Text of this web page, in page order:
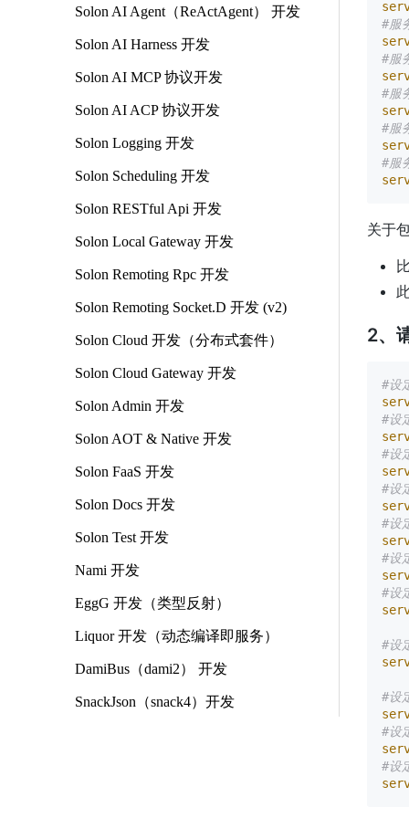
Solon AI Agent（ReActAgent） 开发
Solon AI Harness 开发
Solon AI MCP 协议开发
Solon AI ACP 协议开发
Solon Logging 开发
Solon Scheduling 开发
Solon RESTful Api 开发
Solon Local Gateway 开发
Solon Remoting Rpc 开发
Solon Remoting Socket.D 开发 (v2)
Solon Cloud 开发（分布式套件）
Solon Cloud Gateway 开发
Solon Admin 开发
Solon AOT & Native 开发
Solon FaaS 开发
Solon Docs 开发
Solon Test 开发
Nami 开发
EggG 开发（类型反射）
Liquor 开发（动态编译即服务）
DamiBus（dami2） 开发
SnackJson（snack4）开发
#服
#服
#服
#服
#服
关于
2、
#设
#设
#设
#设
#设
#设
#设
#设
#设
#设
#设